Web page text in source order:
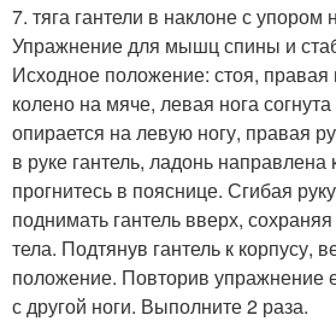
7. тяга гантели в наклоне с упором
Упражнение для мышц спины и
Исходное положение: стоя, правая
колено на мяче, левая нога
опирается на левую ногу, правая
в руке гантель, ладонь направлена
прогнитесь в пояснице. Сгибая
поднимать гантель вверх,
тела. Подтянув гантель к корпусу,
положение. Повторив упражнение
с другой ноги. Выполните 2 раза.